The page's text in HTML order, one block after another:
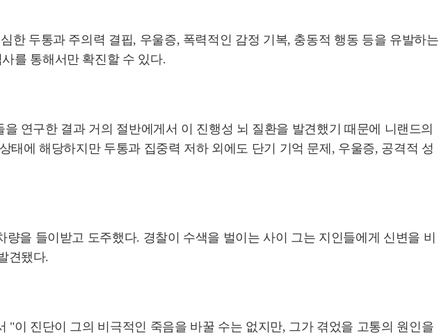
한 두통과 주의력 결핍, 우울증, 폭력적인 감정 기복, 충동적 행동 등을 유발하는
를 통해서만 확진할 수 있다.
연구한 결과 거의 절반에게서 이 진행성 뇌 질환을 발견했기 때문에 니랜드의
에 해당하지만 두통과 집중력 저하 외에도 단기 기억 문제, 우울증, 공격적 성
을 들이받고 도주했다. 경찰이 수색을 벌이는 사이 그는 지인들에게 신변을 비
견됐다.
이 진단이 그의 비극적인 죽음을 바꿀 수는 없지만, 그가 겪었을 고통의 원인을